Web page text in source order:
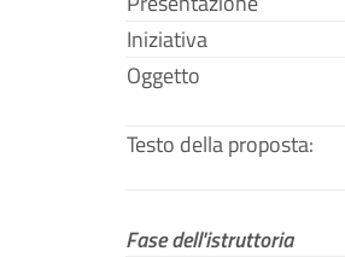
Iniziativa
Oggetto
Testo della proposta:
Fase dell'istruttoria